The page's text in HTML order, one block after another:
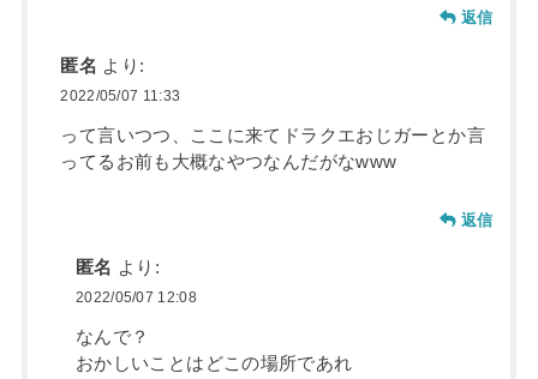
返信
匿名 より:
2022/05/07 11:33
って言いつつ、ここに来てドラクエおじガーとか言
ってるお前も大概なやつなんだがなwww
返信
匿名 より:
2022/05/07 12:08
なんで？
おかしいことはどこの場所であれ